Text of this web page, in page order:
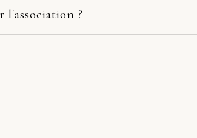
et de votre adresse : comptez en général 2 à 10
l'association ?